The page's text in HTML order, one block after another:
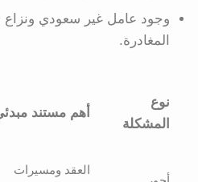
وجود عامل غير سعودي ونزاع
المغادرة.
نوع
المشكلة
أهم مستند
العقد ومسيرات